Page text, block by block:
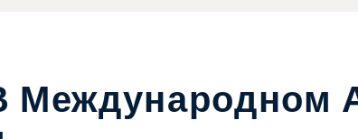
Международном